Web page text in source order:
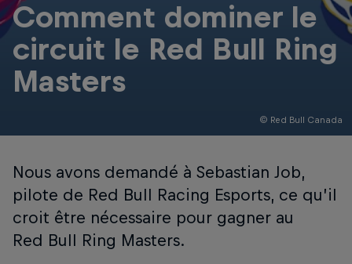
© Red Bull Canada
Comment dominer le
circuit le Red Bull Ring
Masters
Nous avons demandé à Sebastian Job,
pilote de Red Bull Racing Esports, ce qu’il
croit être nécessaire pour gagner au
Red Bull Ring Masters.